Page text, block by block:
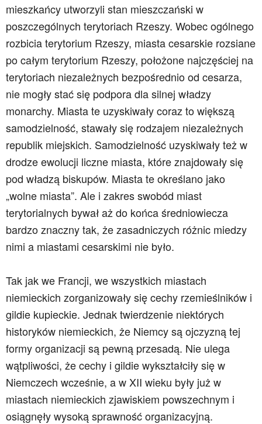
mieszkańcy utworzyli stan mieszczański w
poszczególnych terytoriach Rzeszy. Wobec ogólnego
rozbicia terytorium Rzeszy, miasta cesarskie rozsiane
po całym terytorium Rzeszy, położone najczęściej na
terytoriach niezależnych bezpośrednio od cesarza,
nie mogły stać się podpora dla silnej władzy
monarchy. Miasta te uzyskiwały coraz to większą
samodzielność, stawały się rodzajem niezależnych
republik miejskich. Samodzielność uzyskiwały też w
drodze ewolucji liczne miasta, które znajdowały się
pod władzą biskupów. Miasta te określano jako
„wolne miasta”. Ale i zakres swobód miast
terytorialnych bywał aż do końca średniowiecza
bardzo znaczny tak, że zasadniczych różnic miedzy
nimi a miastami cesarskimi nie było.
Tak jak we Francji, we wszystkich miastach
niemieckich zorganizowały się cechy rzemieślników i
gildie kupieckie. Jednak twierdzenie niektórych
historyków niemieckich, że Niemcy są ojczyzną tej
formy organizacji są pewną przesadą. Nie ulega
wątpliwości, że cechy i gildie wykształciły się w
Niemczech wcześnie, a w XII wieku były już w
miastach niemieckich zjawiskiem powszechnym i
osiągnęły wysoką sprawność organizacyjną.